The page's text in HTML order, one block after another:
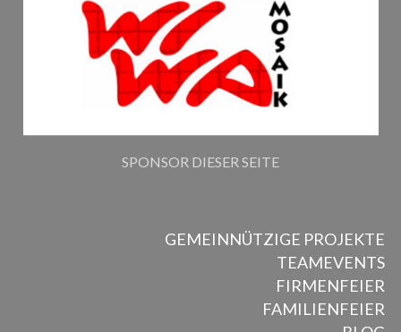
SPONSOR DIESER SEITE
GEMEINNÜTZIGE PROJEKTE
TEAMEVENTS
FIRMENFEIER
FAMILIENFEIER